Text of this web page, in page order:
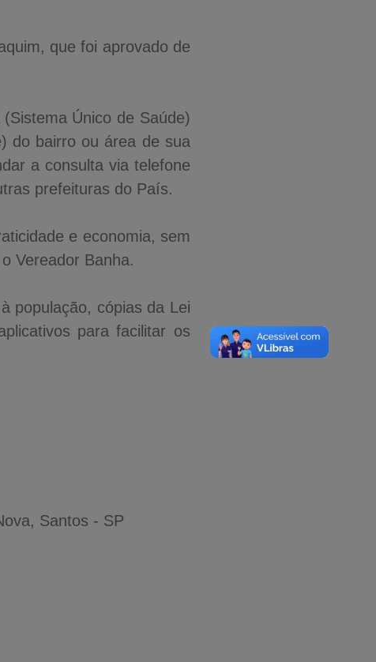
que foi aprovado de
Único de Saúde)
do bairro ou área de sua
a consulta via telefone
prefeituras do País.
e economia, sem
Vereador Banha.
população, cópias da Lei
para facilitar os
Santos - SP